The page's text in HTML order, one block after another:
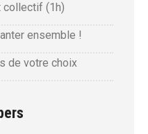
collectif (1h)
ensemble !
de votre choix